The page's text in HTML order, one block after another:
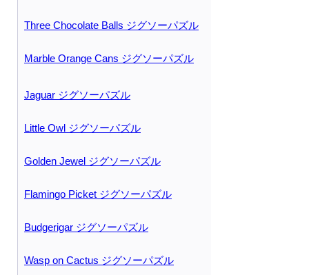
Three Chocolate Balls ジグソーパズル
Marble Orange Cans ジグソーパズル
Jaguar ジグソーパズル
Little Owl ジグソーパズル
Golden Jewel ジグソーパズル
Flamingo Picket ジグソーパズル
Budgerigar ジグソーパズル
Wasp on Cactus ジグソーパズル